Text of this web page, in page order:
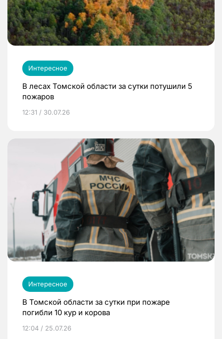
Интересное
В лесах Томской области за сутки потушили 5
пожаров
12:31 / 30.07.26
Интересное
В Томской области за сутки при пожаре
погибли 10 кур и корова
12:04 / 25.07.26